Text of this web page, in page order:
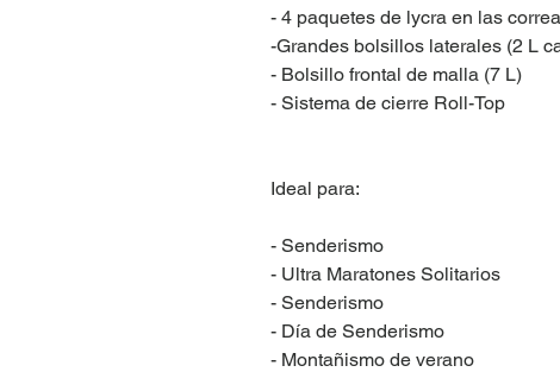
- 4 paquetes de lycra en las
-Grandes bolsillos laterales (2 L
- Bolsillo frontal de malla (7 L)
- Sistema de cierre Roll-Top
Ideal para:
- Senderismo
- Ultra Maratones Solitarios
- Senderismo
- Día de Senderismo
- Montañismo de verano